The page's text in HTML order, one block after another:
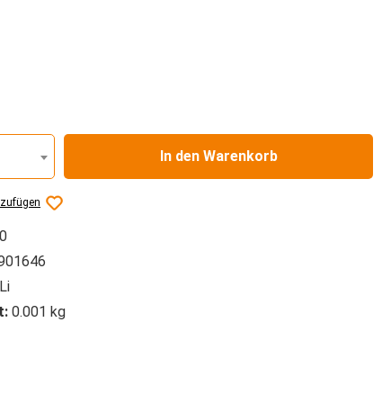
In den Warenkorb
0.001 kg